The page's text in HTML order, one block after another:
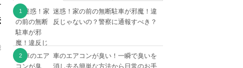
迷惑！家の前の無断駐車が邪魔！違
反じゃないの？警察に通報すべき？
車のエアコンが臭い！一瞬で臭いを
消し去る簡単な方法から日常のお手